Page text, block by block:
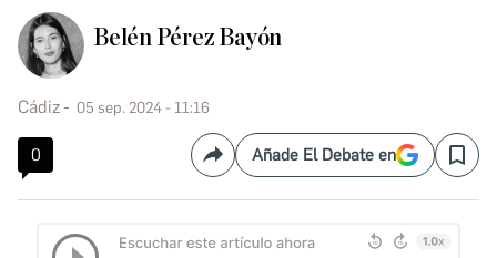
Belén Pérez Bayón
Cádiz 05 sep. 2024 - 11:16
0 CompartirAñade El Debate en Save